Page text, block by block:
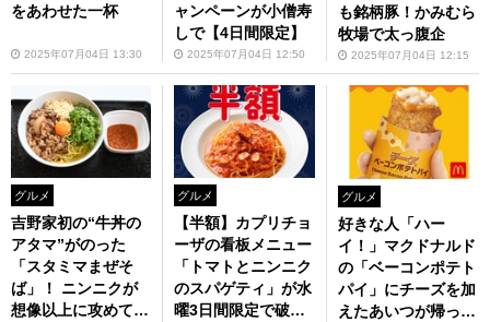
をあわせた一杯
2025年07月04日 13:30
ャンペーンが小僧寿
しで【4日間限定】
2025年07月04日 12:50
も銘柄豚！かみむら
牧場で太っ腹企
2025年07月04日 12:15
グルメ
吉野家初の“牛丼の
アタマ”がのった
「スタミマまぜそ
ば」！ ニンニクが
想像以上に攻めてい
グルメ
【半額】カプリチョ
ーザの看板メニュー
「トマトとニンニク
のスパゲティ」が水
曜3日間限定で破格
グルメ
好きな人「ハー
イ！」マクドナルド
の「ベーコンポテト
パイ」にチーズを加
えたあいつが帰って